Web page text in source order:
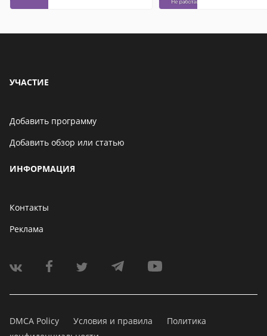
УЧАСТИЕ
Добавить программу
Добавить обзор или статью
ИНФОРМАЦИЯ
Контакты
Реклама
DMCA Policy Условия и правила
Политика